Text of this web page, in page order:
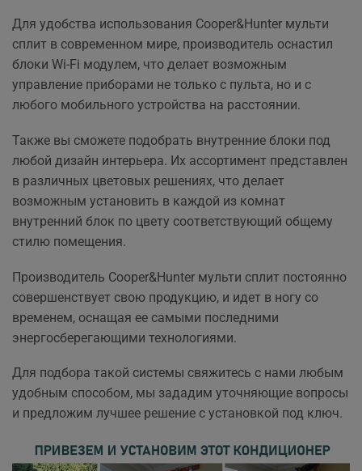
Для удобства использования Cooper&Hunter мульти
сплит в современном мире, производитель оснастил
блоки Wi-Fi модулем, что делает возможным
управление приборами не только с пульта, но и с
любого мобильного устройства на расстоянии.
Также вы сможете подобрать внутренние блоки под
любой дизайн интерьера. Их ассортимент представлен
в различных цветовых решениях, что делает
возможным установить в каждой из комнат
внутренний блок по цвету соответствующий общему
стилю помещения.
Производитель Cooper&Hunter мульти сплит постоянно
совершенствует свою продукцию, и идет в ногу со
временем, оснащая ее самыми последними
энергосберегающими технологиями.
Для подбора такой системы свяжитесь с нами любым
удобным способом, мы зададим уточняющие вопросы
и предложим лучшее решение с установкой под ключ.